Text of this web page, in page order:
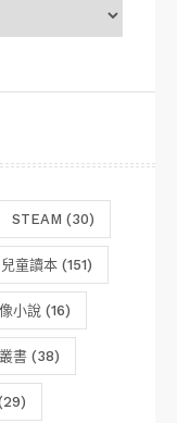
STEAM (30)
兒童讀本 (151)
小說 (16)
書 (38)